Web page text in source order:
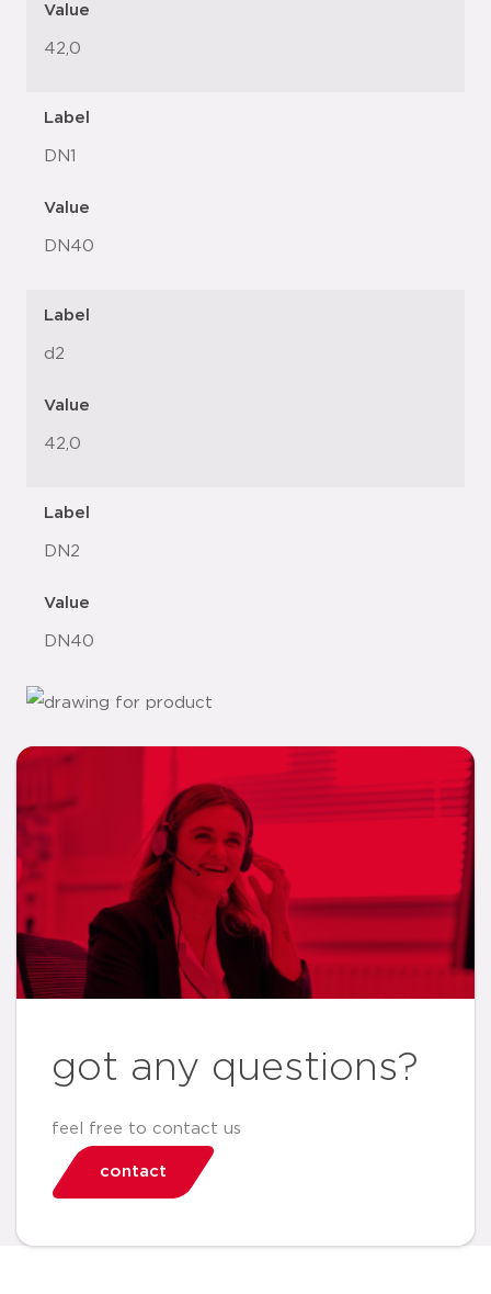
Value
42,0
Label
DN1
Value
DN40
Label
d2
Value
42,0
Label
DN2
Value
DN40
got any questions?
feel free to contact us
contact